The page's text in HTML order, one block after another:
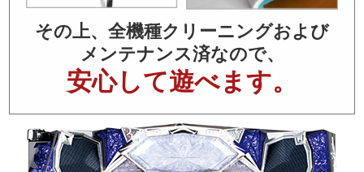
その上、全機種クリーニングおよび
メンテナンス済なので、
安心して遊べます。